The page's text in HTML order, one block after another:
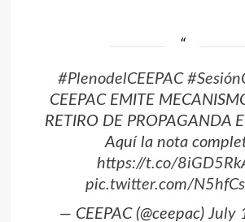
#PlenodelCEEPAC
CEEPAC EMITE
RETIRO DE PROPAGANDA
Aquí la nota
https://t.co/
pic.twitter.com/
— CEEPAC (@ceepac) July